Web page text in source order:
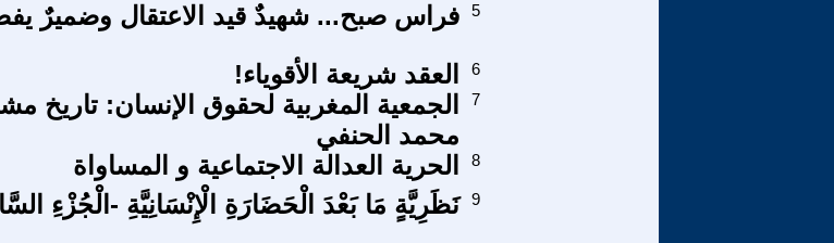
فراس صبح... شهيدٌ قيد الاعتقال وضميرٌ 5
العقد شريعة الأقوياء!
6
الجمعية المغربية لحقوق الإنسان:
محمد الحنفي
7
الحرية العدالة الاجتماعية و المساواة 8
نَظَرِيَّةٍ مَا بَعْدَ الْحَضَارَةِ الْإِنْسَانِيَّةِ -الْجُزْءِ 9